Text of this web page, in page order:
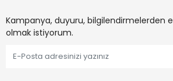
Kampanya, duyuru, bilgilendirmelerden
olmak istiyorum.